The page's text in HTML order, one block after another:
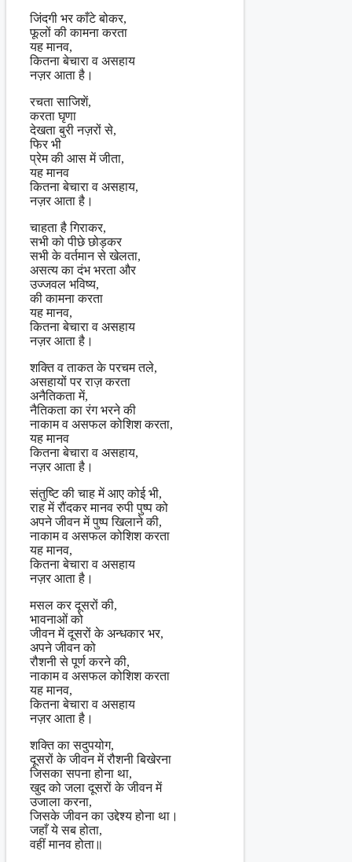
जिंदगी भर काँटे बोकर,
फूलों की कामना करता
यह मानव,
कितना बेचारा व असहाय
नज़र आता है।
रचता साजिशें,
करता घृणा
देखता बुरी नज़रों से,
फिर भी
प्रेम की आस में जीता,
यह मानव
कितना बेचारा व असहाय,
नज़र आता है।
चाहता है गिराकर,
सभी को पीछे छोड़कर
सभी के वर्तमान से खेलता,
असत्य का दंभ भरता और
उज्जवल भविष्य,
की कामना करता
यह मानव,
कितना बेचारा व असहाय
नज़र आता है।
शक्ति व ताकत के परचम तले,
असहायों पर राज़ करता
अनैतिकता में,
नैतिकता का रंग भरने की
नाकाम व असफल कोशिश करता,
यह मानव
कितना बेचारा व असहाय,
नज़र आता है।
संतुष्टि की चाह में आए कोई भी,
राह में रौंदकर मानव रुपी पुष्प को
अपने जीवन में पुष्प खिलाने की,
नाकाम व असफल कोशिश करता
यह मानव,
कितना बेचारा व असहाय
नज़र आता है।
मसल कर दूसरों की,
भावनाओं को
जीवन में दूसरों के अन्धकार भर,
अपने जीवन को
रौशनी से पूर्ण करने की,
नाकाम व असफल कोशिश करता
यह मानव,
कितना बेचारा व असहाय
नज़र आता है।
शक्ति का सदुपयोग,
दूसरों के जीवन में रौशनी बिखेरना
जिसका सपना होना था,
खुद को जला दूसरों के जीवन में
उजाला करना,
जिसके जीवन का उद्देश्य होना था।
जहाँ ये सब होता,
वहीं मानव होता॥